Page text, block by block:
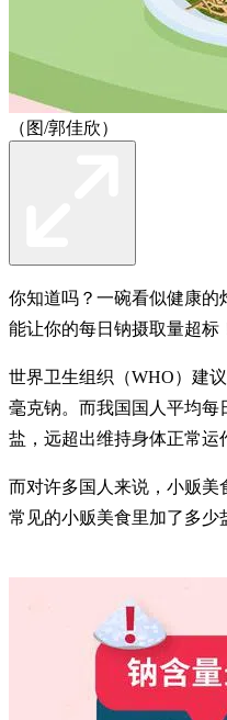
（图/郭佳欣）
你知道吗？一碗看似健康的
能让你的每日钠摄取量超标
世界卫生组织（WHO）建
毫克钠。而我国国人平均每
盐，远超出维持身体正常运
而对许多国人来说，小贩
常见的小贩美食里加了多少